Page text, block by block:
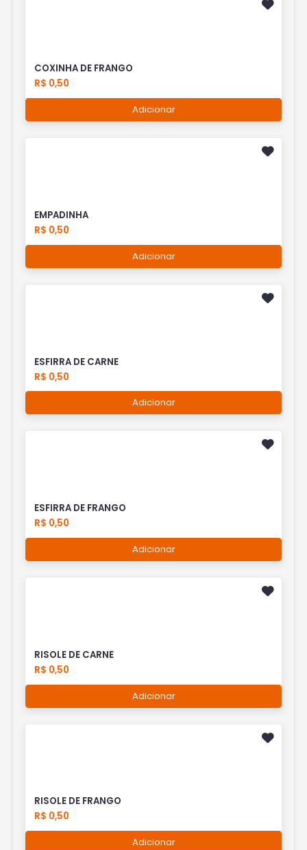
COXINHA DE FRANGO
R$ 0,50
Adicionar
EMPADINHA
R$ 0,50
Adicionar
ESFIRRA DE CARNE
R$ 0,50
Adicionar
ESFIRRA DE FRANGO
R$ 0,50
Adicionar
RISOLE DE CARNE
R$ 0,50
Adicionar
RISOLE DE FRANGO
R$ 0,50
Adicionar